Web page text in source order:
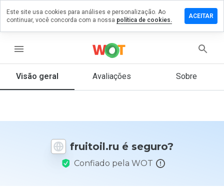
menu
Visão geral Avaliações Sobre
fruitoil.ru é seguro?
Confiado pela WOT
um
que
Este site usa cookies para análises e personalização. Ao
continuar, você concorda com a nossa política de cookies.
ACEITAR